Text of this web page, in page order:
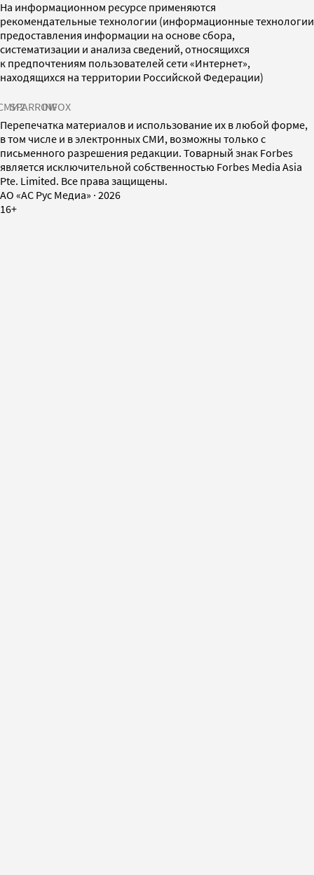
На информационном ресурсе применяются
рекомендательные технологии (информационные технологии
предоставления информации на основе сбора,
систематизации и анализа сведений, относящихся
к предпочтениям пользователей сети «Интернет»,
находящихся на территории Российской Федерации)
SPARROWINFOX
Перепечатка материалов и использование их в любой форме,
в том числе и в электронных СМИ, возможны только с
письменного разрешения редакции. Товарный знак Forbes
является исключительной собственностью Forbes Media Asia
Pte. Limited. Все права защищены.
AO «АС Рус Медиа» · 2026
16+